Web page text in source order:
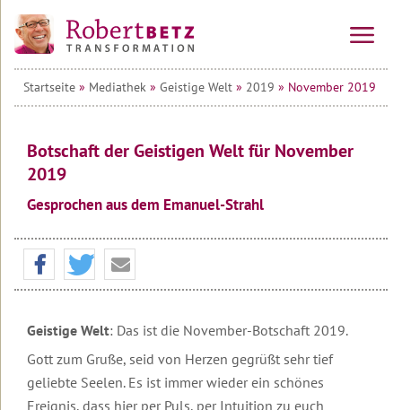
Vorträge
&
Alle
Veranstaltungen
Vorträge
Tagesseminare
Mehrtagesseminare
Seminare
Seminar
&
Urlaub
Online-
Kurse
10-
Online-
Kurs
Wochen-
Kurs
Die
Kraftinsel
Willkommen
auf
Urlaubsseminare
Lesbos
Informationen
Transformationsprozess
&
Überblick
Die
Transformations-
Therapie
Therapeuten
Coaches
Alle
Service
Startseite » Mediathek » Geistige Welt » 2019 » November 2019
Botschaft der Geistigen Welt für November
2019
Gesprochen aus dem Emanuel-Strahl
Geistige Welt: Das ist die November-Botschaft 2019.
Gott zum Gruße, seid von Herzen gegrüßt sehr tief
geliebte Seelen. Es ist immer wieder ein schönes
Ereignis, dass hier per Puls, per Intuition zu euch